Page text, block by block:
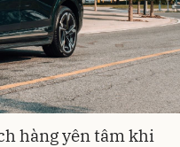
hàng yên tâm khi